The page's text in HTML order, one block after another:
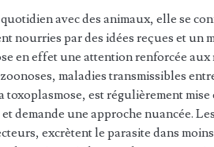
avec des animaux, elle se
nourries par des idées reçues et un
en effet une attention renforcée aux
maladies transmissibles
est régulièrement mise
demande une approche nuancée.
excrètent le parasite dans moins